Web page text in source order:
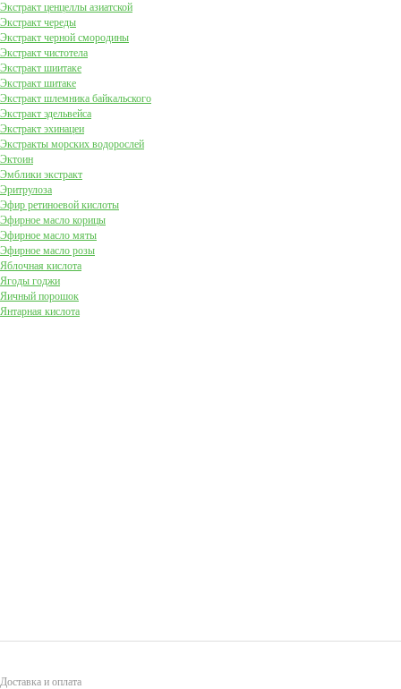
Экстракт ценцеллы азиатской
Экстракт череды
Экстракт черной смородины
Экстракт чистотела
Экстракт шиитаке
Экстракт шитаке
Экстракт шлемника байкальского
Экстракт эдельвейса
Экстракт эхинацеи
Экстракты морских водорослей
Эктоин
Эмблики экстракт
Эритрулоза
Эфир ретиноевой кислоты
Эфирное масло корицы
Эфирное масло мяты
Эфирное масло розы
Яблочная кислота
Ягоды годжи
Яичный порошок
Янтарная кислота
Доставка и оплата